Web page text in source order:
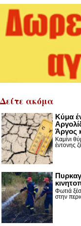
Δείτε ακόμα
Κύμα
Άργος
Καμίνι
έντονης
Φωτιά
στην